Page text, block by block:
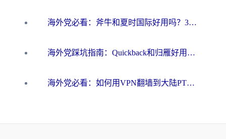
海外党必看：斧牛和夏时国际好用吗？3步选对回国加速器，无缝刷国内资源
海外党踩坑指南：Quickback和归雁好用吗？选对加速器才能无缝刷国内资源
海外党必看：如何用VPN翻墙到大陆PTT？一篇解决你所有回国加速痛点